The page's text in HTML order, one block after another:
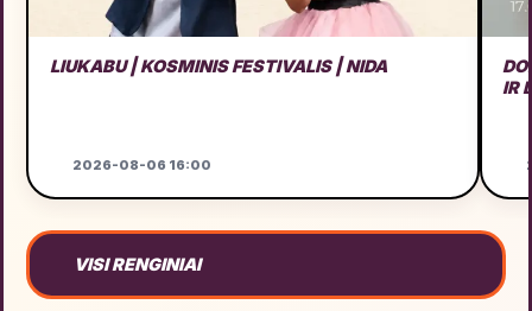
LIUKABU | KOSMINIS FESTIVALIS | NIDA
2026-08-06 16:00
IR
VISI RENGINIAI